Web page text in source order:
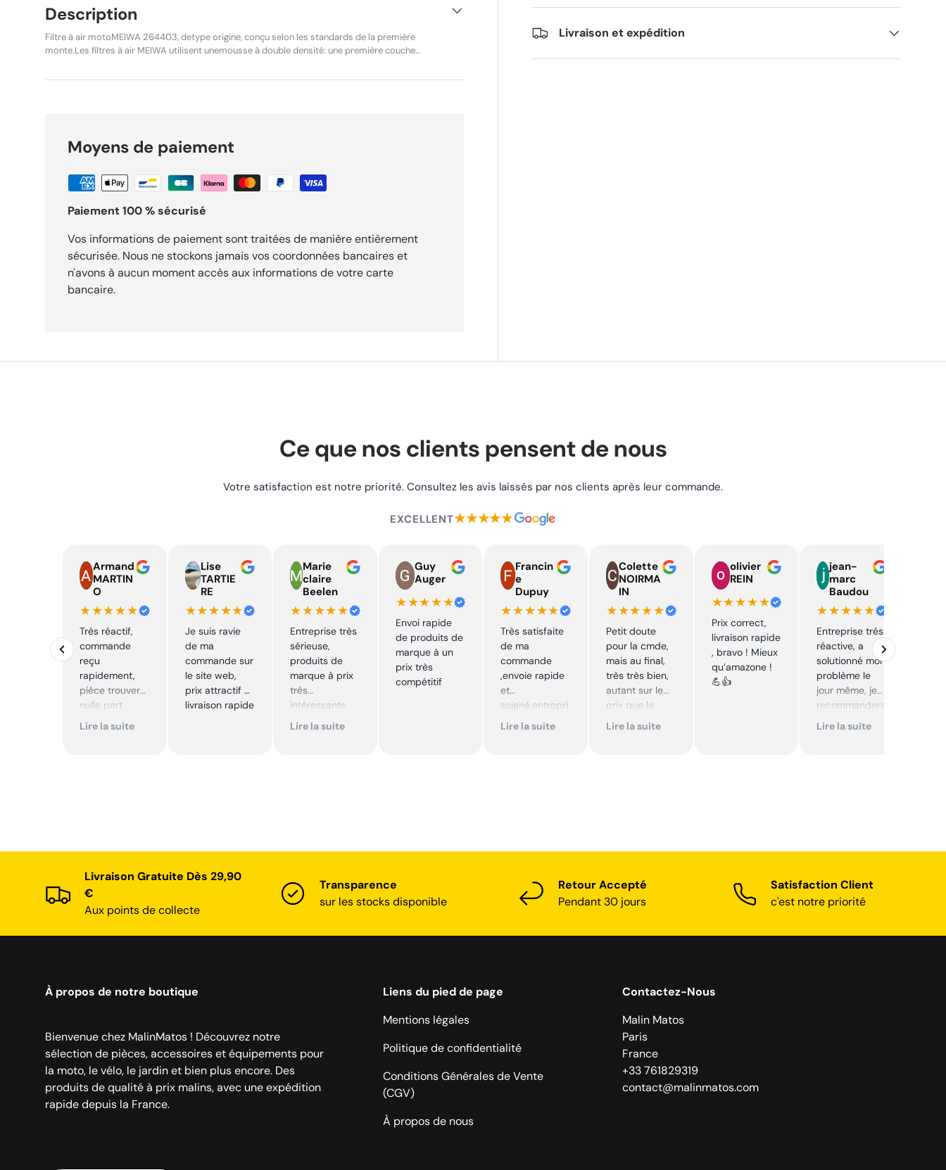
Livraison et expédition
Description
Filtre à air motoMEIWA 264403, detype origine, conçu selon les standards de la première
monte.Les filtres à air MEIWA utilisent unemousse à double densité: une première couche
augmentant la surface d’absorption. Cette conception assure un meilleur passage de l’air,
264403 Type de filtre : Origine Épaisseur de la mousse : Double épaisseur Qualité : Origine
Utilisation : Route Compatibilités : Suzuki GSF 600 Bandit – 1995, 1996, 1997, 1998, 1999
1995 Suzuki GSX-R 1100 – 1993, 1994, 1995, 1996, 1997, 1998 Suzuki GSF 1200 Bandit – 1995,
Bandit S ABS – 1997, 1998, 1999 État : NeufProduit d’origine MEIWA Ref vendeur : K Points
moto/quad. Référence : REF-1215 pour identifier précisément ce composant. Fonction : ce
filtre garantit fiabilité, longévité et protection optimale du moteur. Expédition sous 24h.
Livraison gratuite dès 29,90 €. Retours acceptés sous 30 jours.
Moyens de paiement
Paiement 100 % sécurisé
Vos informations de paiement sont traitées de manière entièrement
sécurisée. Nous ne stockons jamais vos coordonnées bancaires et
n'avons à aucun moment accès aux informations de votre carte
bancaire.
Ce que nos clients pensent de nous
Votre satisfaction est notre priorité. Consultez les avis laissés par nos clients après leur commande.
EXCELLENT★★★★★
Armand
MARTIN
O
★★★★★
Très réactif,
commande
reçu
rapidement,
pièce trouver
nulle part
ailleurs et
Lire la suite
Lise
TARTIE
RE
★★★★★
Je suis ravie
de ma
commande sur
le site web,
prix attractif et
livraison rapide
Marie
claire
Beelen
★★★★★
Entreprise très
sérieuse,
produits de
marque à prix
très
intéressants.
Excellent suivi !
Lire la suite
Guy
Auger
★★★★★
Envoi rapide
de produits de
marque à un
prix très
compétitif
Francin
e
Dupuy
★★★★★
Très satisfaite
de ma
commande
,envoie rapide
et
soigné,entrepri
se sérieuse
Lire la suite
Colette
NOIRMA
IN
★★★★★
Petit doute
pour la cmde,
mais au final,
très très bien,
autant sur le
prix que la
qualité sur le
Lire la suite
olivier
REIN
★★★★★
Prix correct,
livraison rapide
, bravo ! Mieux
qu’amazone !
💪👍
jean-
marc
Baudou
★★★★★
Entreprise trés
réactive, a
solutionné mon
problème le
jour même, je
recommandera
i. Articles bien
Lire la suite
Livraison Gratuite Dès 29,90
€
Aux points de collecte
Transparence
sur les stocks disponible
Retour Accepté
Pendant 30 jours
Satisfaction Client
c'est notre priorité
À propos de notre boutique
Bienvenue chez MalinMatos ! Découvrez notre
sélection de pièces, accessoires et équipements pour
la moto, le vélo, le jardin et bien plus encore. Des
produits de qualité à prix malins, avec une expédition
rapide depuis la France.
Liens du pied de page
Mentions légales
Politique de confidentialité
Conditions Générales de Vente
(CGV)
À propos de nous
Contactez-Nous
Malin Matos
Paris
France
+33 761829319
contact@malinmatos.com